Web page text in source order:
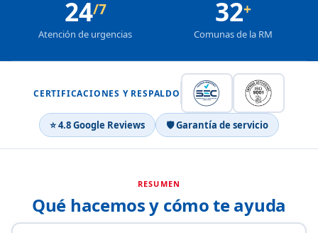
24/7
Atención de urgencias
32+
Comunas de la RM
CERTIFICACIONES Y RESPALDO
⭐ 4.8 Google Reviews 🛡 Garantía de servicio
RESUMEN
Qué hacemos y cómo te ayuda